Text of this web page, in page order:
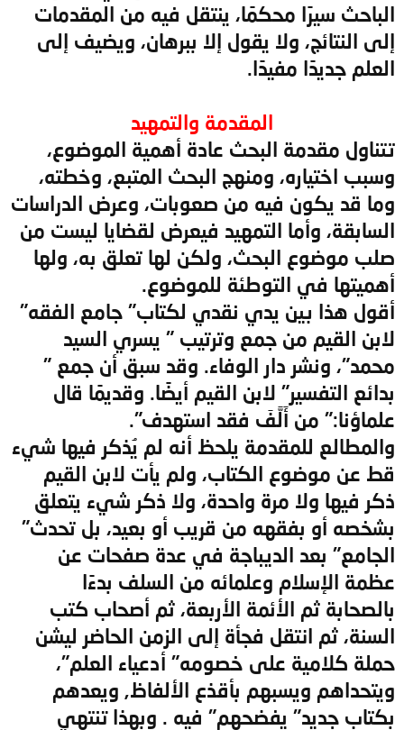
الباحث سيرًا محكمًا، ينتقل فيه من المقدمات
إلى النتائج، ولا يقول إلا ببرهان، ويضيف إلى
العلم جديدًا مفيدًا.
المقدمة والتمهيد
تتناول مقدمة البحث عادة أهمية الموضوع،
وسبب اختياره، ومنهج البحث المتبع، وخطته،
وما قد يكون فيه من صعوبات، وعرض الدراسات
السابقة، وأما التمهيد فيعرض لقضايا ليست من
صلب موضوع البحث، ولكن لها تعلق به، ولها
أهميتها في التوطئة للموضوع.
أقول هذا بين يدي نقدي لكتاب" جامع الفقه"
لابن القيم من جمع وترتيب " يسري السيد
محمد"، ونشر دار الوفاء. وقد سبق أن جمع "
بدائع التفسير" لابن القيم أيضًا. وقديمًا قال
علماؤنا:" من أَلَّفَ فقد استهدف".
والمطالع للمقدمة يلحظ أنه لم يُذكر فيها شيء
قط عن موضوع الكتاب، ولم يأت لابن القيم
ذكر فيها ولا مرة واحدة، ولا ذكر شيء يتعلق
بشخصه أو بفقهه من قريب أو بعيد، بل تحدث"
الجامع" بعد الديباجة في عدة صفحات عن
عظمة الإسلام وعلمائه من السلف بدءًا
بالصحابة ثم الأئمة الأربعة، ثم أصحاب كتب
السنة، ثم انتقل فجأة إلى الزمن الحاضر ليشن
حملة كلامية على خصومه" أدعياء العلم"،
ويتحداهم ويسبهم بأقذع الألفاظ, ويعدهم
بكتاب جديد" يفضحهم" فيه . وبهذا تنتهي